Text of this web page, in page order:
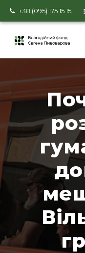
+38 (095) 175 15 15